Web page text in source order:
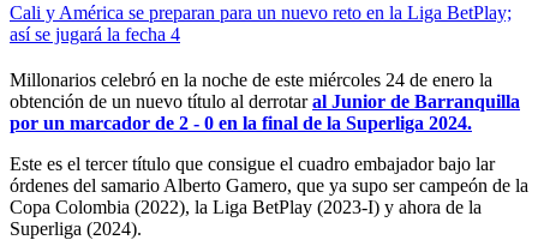
Cali y América se preparan para un nuevo reto en la Liga BetPlay;
así se jugará la fecha 4
Millonarios celebró en la noche de este miércoles 24 de enero la
obtención de un nuevo título al derrotaral Junior de Barranquilla
por un marcador de 2 - 0 en la final de la Superliga 2024.
Este es el tercer título que consigue el cuadro embajador bajo lar
órdenes del samario Alberto Gamero, que ya supo ser campeón de la
Copa Colombia (2022), la Liga BetPlay (2023-I) y ahora de la
Superliga (2024).